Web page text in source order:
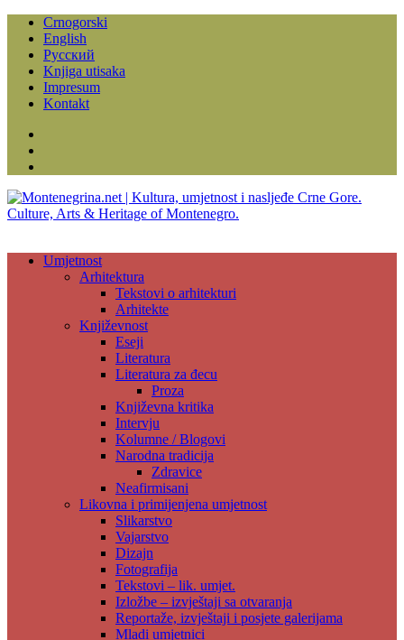
Crnogorski
English
Русский
Knjiga utisaka
Impresum
Kontakt
Umjetnost
Arhitektura
Tekstovi o arhitekturi
Arhitekte
Književnost
Eseji
Literatura
Literatura za đecu
Proza
Književna kritika
Intervju
Kolumne / Blogovi
Narodna tradicija
Zdravice
Neafirmisani
Likovna i primijenjena umjetnost
Slikarstvo
Vajarstvo
Dizajn
Fotografija
Tekstovi – lik. umjet.
Izložbe – izvještaji sa otvaranja
Reportaže, izvještaji i posjete galerijama
Mladi umjetnici